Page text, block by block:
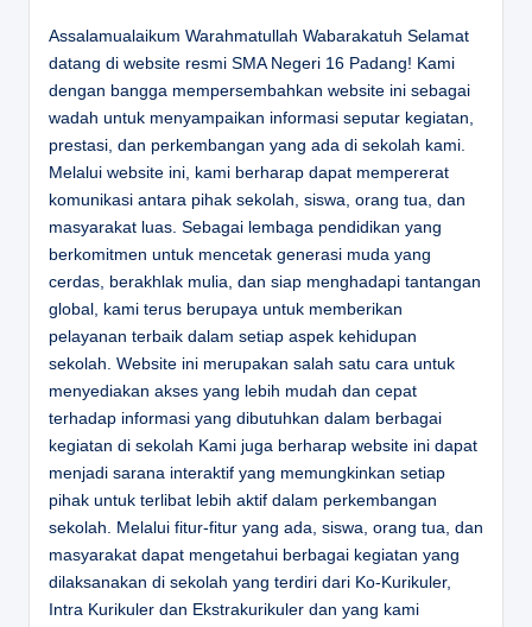
Assalamualaikum Warahmatullah Wabarakatuh Selamat
datang di website resmi SMA Negeri 16 Padang! Kami
dengan bangga mempersembahkan website ini sebagai
wadah untuk menyampaikan informasi seputar kegiatan,
prestasi, dan perkembangan yang ada di sekolah kami.
Melalui website ini, kami berharap dapat mempererat
komunikasi antara pihak sekolah, siswa, orang tua, dan
masyarakat luas. Sebagai lembaga pendidikan yang
berkomitmen untuk mencetak generasi muda yang
cerdas, berakhlak mulia, dan siap menghadapi tantangan
global, kami terus berupaya untuk memberikan
pelayanan terbaik dalam setiap aspek kehidupan
sekolah. Website ini merupakan salah satu cara untuk
menyediakan akses yang lebih mudah dan cepat
terhadap informasi yang dibutuhkan dalam berbagai
kegiatan di sekolah Kami juga berharap website ini dapat
menjadi sarana interaktif yang memungkinkan setiap
pihak untuk terlibat lebih aktif dalam perkembangan
sekolah. Melalui fitur-fitur yang ada, siswa, orang tua, dan
masyarakat dapat mengetahui berbagai kegiatan yang
dilaksanakan di sekolah yang terdiri dari Ko-Kurikuler,
Intra Kurikuler dan Ekstrakurikuler dan yang kami